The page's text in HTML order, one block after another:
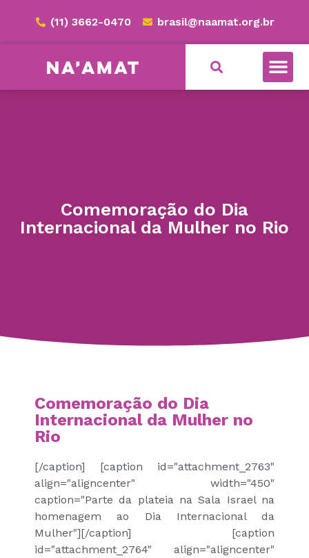
(11) 3662-0470 brasil@naamat.org.br
Comemoração do Dia
Internacional da Mulher no Rio
Comemoração do Dia
Internacional da Mulher no
Rio
[/caption] [caption id="attachment_2763"
align="aligncenter" width="450"
caption="Parte da plateia na Sala Israel na
homenagem ao Dia Internacional da
Mulher"][/caption] [caption
id="attachment_2764" align="aligncenter"